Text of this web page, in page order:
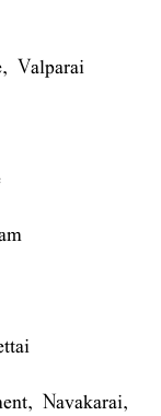
Valparai
Navakarai,